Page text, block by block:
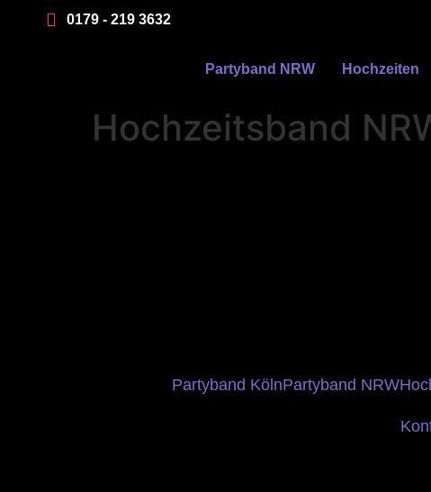
0179 - 219 3632
Partyband NRW Hochzeiten
Hochzeitsband
Partyband KölnPartyband NRW